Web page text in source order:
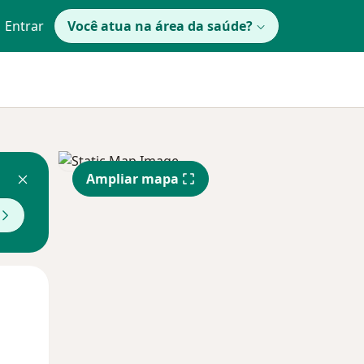
Entrar Você atua na área da saúde?
Ampliar mapa